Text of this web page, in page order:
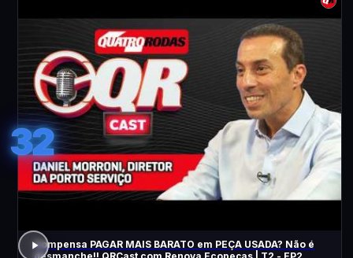
32
Compensa PAGAR MAIS BARATO em PEÇA USADA? Não é
desmanche!! QRCast com Renova Ecopeças | T2 - EP2